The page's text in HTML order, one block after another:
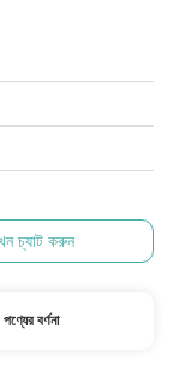
চ্যাট করুন
পণ্যের বর্ণনা